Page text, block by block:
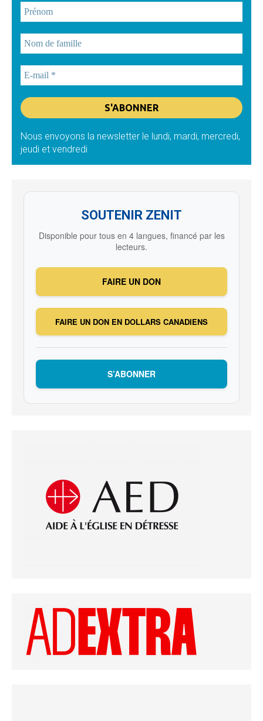
Nous envoyons la newsletter le lundi, mardi, mercredi,
jeudi et vendredi
SOUTENIR ZENIT
Disponible pour tous en 4 langues, financé par les
lecteurs.
FAIRE UN DON
FAIRE UN DON EN DOLLARS CANADIENS
S’ABONNER